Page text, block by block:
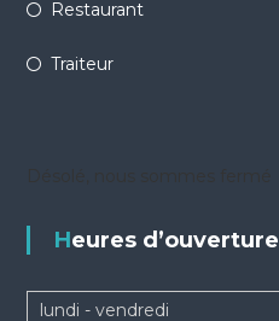
Restaurant
Traiteur
Heures d’ouverture
lundi - vendredi